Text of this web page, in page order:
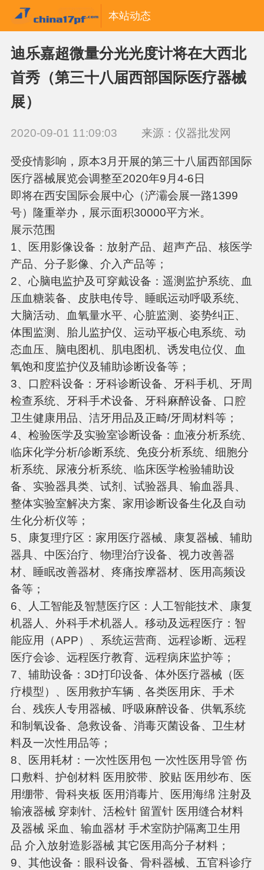
本站动态
迪乐嘉超微量分光光度计将在大西北
首秀（第三十八届西部国际医疗器械
展）
2020-09-01 11:09:03 来源：仪器批发网
受疫情影响，原本3月开展的第三十八届西部国际
医疗器械展览会调整至2020年9月4-6日
即将在西安国际会展中心（浐灞会展一路1399
号）隆重举办，展示面积30000平方米。
展示范围
1、医用影像设备：放射产品、超声产品、核医学
产品、分子影像、介入产品等；
2、心脑电监护及可穿戴设备：遥测监护系统、血
压血糖装备、皮肤电传导、睡眠运动呼吸系统、
大脑活动、血氧量水平、心脏监测、姿势纠正、
体围监测、胎儿监护仪、运动平板心电系统、动
态血压、脑电图机、肌电图机、诱发电位仪、血
氧饱和度监护仪及辅助诊断设备等；
3、口腔科设备：牙科诊断设备、牙科手机、牙周
检查系统、牙科手术设备、牙科麻醉设备、口腔
卫生健康用品、洁牙用品及正畸/牙周材料等；
4、检验医学及实验室诊断设备：血液分析系统、
临床化学分析/诊断系统、免疫分析系统、细胞分
析系统、尿液分析系统、临床医学检验辅助设
备、实验器具类、试剂、试验器具、输血器具、
整体实验室解决方案、家用诊断设备生化及自动
生化分析仪等；
5、康复理疗区：家用医疗器械、康复器械、辅助
器具、中医治疗、物理治疗设备、视力改善器
材、睡眠改善器材、疼痛按摩器材、医用高频设
备等；
6、人工智能及智慧医疗区：人工智能技术、康复
机器人、外科手术机器人。移动及远程医疗：智
能应用（APP）、系统运营商、远程诊断、远程
医疗会诊、远程医疗教育、远程病床监护等；
7、辅助设备：3D打印设备、体外医疗器械（医
疗模型）、医用救护车辆﹑各类医用床、手术
台、残疾人专用器械、呼吸麻醉设备、供氧系统
和制氧设备、急救设备、消毒灭菌设备、卫生材
料及一次性用品等；
8、医用耗材：一次性医用包 一次性医用导管 伤
口敷料、护创材料 医用胶带、胶贴 医用纱布、医
用绷带、骨科夹板 医用消毒片、医用海绵 注射及
输液器械 穿刺针、活检针 留置针 医用缝合材料
及器械 采血、输血器材 手术室防护隔离卫生用
品 介入放射造影器械 其它医用高分子材料；
9、其他设备：眼科设备、骨科器械、五官科诊疗